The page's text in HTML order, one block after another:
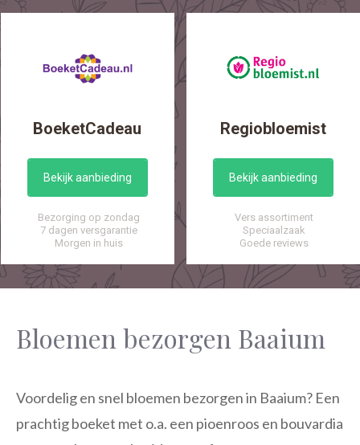
BoeketCadeau
Bekijk aanbieding
Bezorging op zondag
7 dagen versgarantie
Morgen in huis
Regiobloemist
Bekijk aanbieding
Vers assortiment
Speciaalzaak
Goede reviews
Bloemen bezorgen Baaium
Voordelig en snel bloemen bezorgen in Baaium? Een
prachtig boeket met o.a. een pioenroos en bouvardia